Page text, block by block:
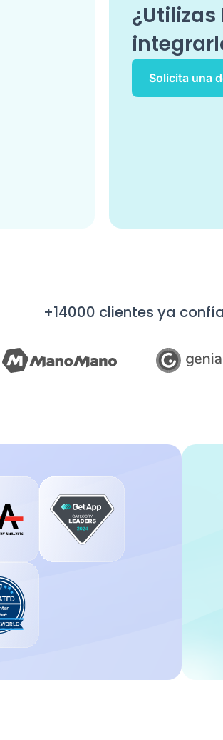
¿Utilizas
Solicita una
+14000 clientes ya